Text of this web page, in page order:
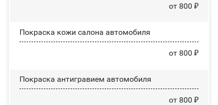
от 800 ₽
Покраска кожи салона автомобиля
от 800 ₽
Покраска антигравием автомобиля
от 800 ₽